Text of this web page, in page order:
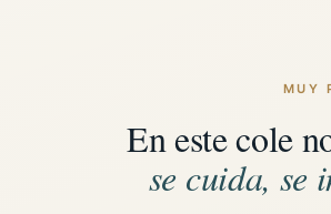
MUY
En este cole
se cuida, se